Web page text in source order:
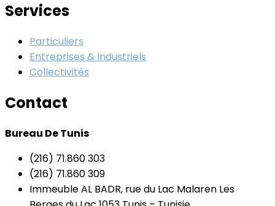
Services
Particuliers
Entreprises & Industriels
Collectivités
Contact
Bureau De Tunis
(216) 71.860 303
(216) 71.860 309
Immeuble AL BADR, rue du Lac Malaren Les